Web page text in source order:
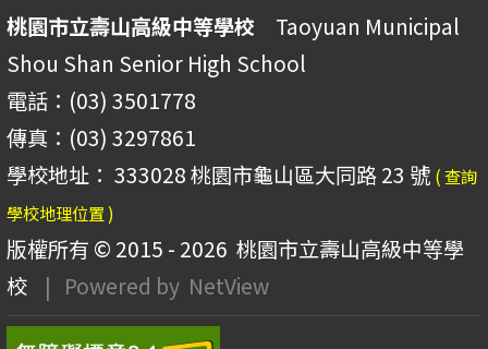
桃園市立壽山高級中等學校 Taoyuan Municipal
Shou Shan Senior High School
電話：(03) 3501778
傳真：(03) 3297861
學校地址： 333028 桃園市龜山區大同路 23 號 ( 查詢
學校地理位置 )
版權所有 © 2015 - 2026 桃園市立壽山高級中等學
校
| Powered by NetView